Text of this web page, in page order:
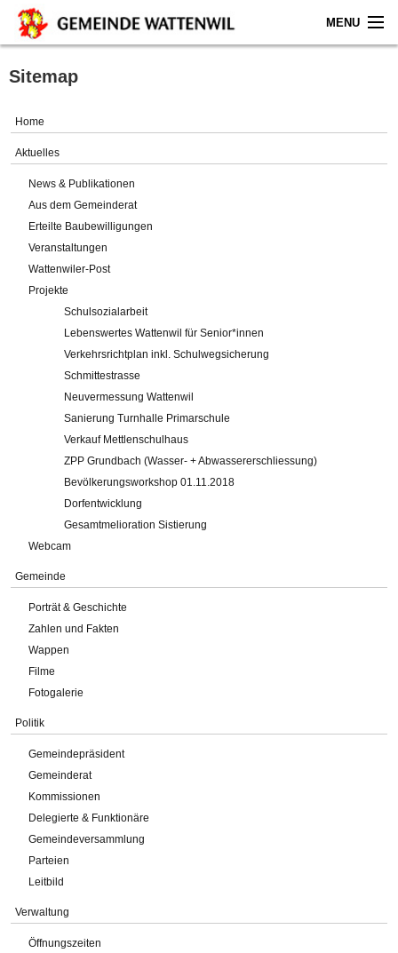
MENU
Home
Gemeinde
Verwaltung
Online-Service
Impressum
Sitemap
Home
Aktuelles
News & Publikationen
Aus dem Gemeinderat
Erteilte Baubewilligungen
Veranstaltungen
Wattenwiler-Post
Projekte
Schulsozialarbeit
Lebenswertes Wattenwil für Senior*innen
Verkehrsrichtplan inkl. Schulwegsicherung
Schmittestrasse
Neuvermessung Wattenwil
Sanierung Turnhalle Primarschule
Verkauf Mettlenschulhaus
ZPP Grundbach (Wasser- + Abwassererschliessung)
Bevölkerungsworkshop 01.11.2018
Dorfentwicklung
Gesamtmelioration Sistierung
Webcam
Gemeinde
Porträt & Geschichte
Zahlen und Fakten
Wappen
Filme
Fotogalerie
Politik
Gemeindepräsident
Gemeinderat
Kommissionen
Delegierte & Funktionäre
Gemeindeversammlung
Parteien
Leitbild
Verwaltung
Öffnungszeiten